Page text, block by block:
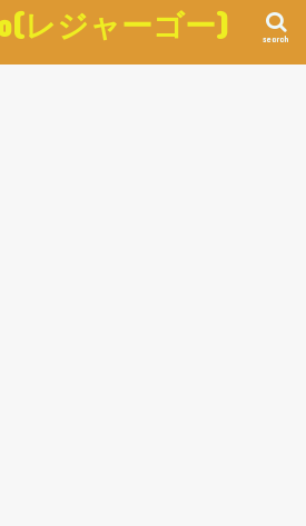
レジャーゴー) search